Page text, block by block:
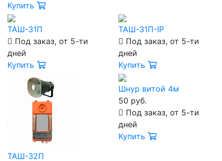
Купить
ТАШ-31П
Под заказ, от 5-ти
дней
Купить
ТАШ-31П-IP
Под заказ, от 5-ти
дней
Купить
ТАШ-32П
Шнур витой 4м
50 руб.
Под заказ, от 5-ти
дней
Купить